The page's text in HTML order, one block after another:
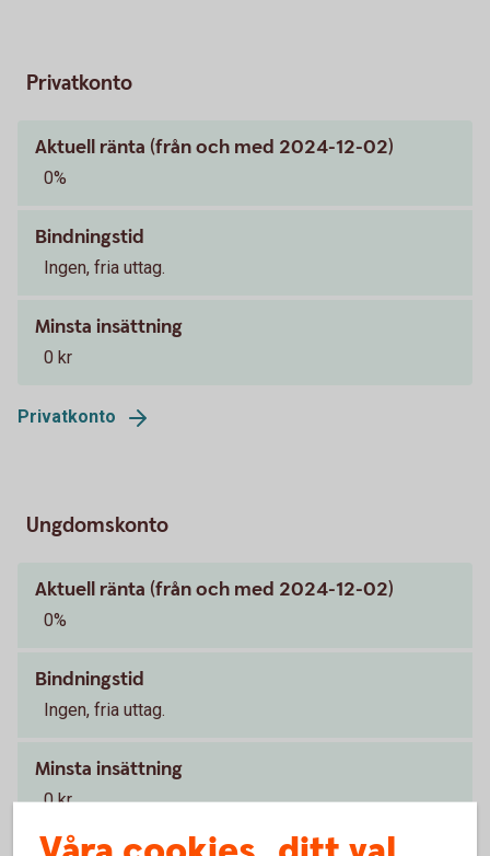
Privatkonto
Aktuell ränta (från och med 2024-12-02)
0%
Bindningstid
Ingen, fria uttag.
Minsta insättning
0 kr
Privatkonto
Ungdomskonto
Aktuell ränta (från och med 2024-12-02)
0%
Bindningstid
Ingen, fria uttag.
Minsta insättning
0 kr